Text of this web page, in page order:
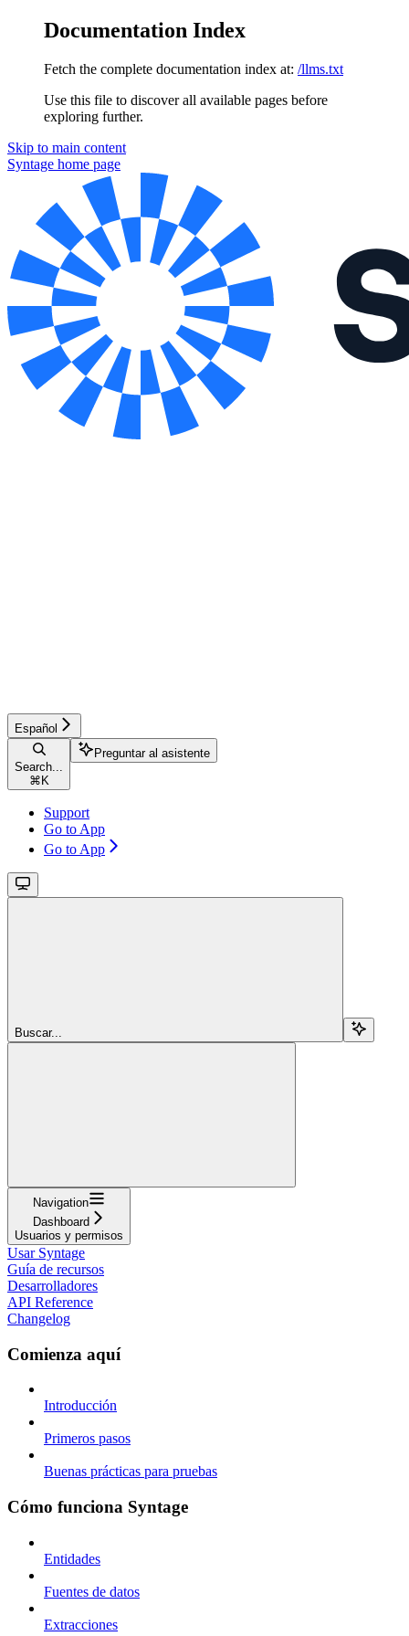
Documentation Index
Fetch the complete documentation index at: /llms.txt
Use this file to discover all available pages before
exploring further.
Skip to main content
Syntage home page
Español
Search...
⌘ K
Preguntar al asistente
Support
Go to App
Go to App
Buscar...
Navigation
Dashboard
Usuarios y permisos
Usar Syntage
Guía de recursos
Desarrolladores
API Reference
Changelog
Comienza aquí
Introducción
Primeros pasos
Buenas prácticas para pruebas
Cómo funciona Syntage
Entidades
Fuentes de datos
Extracciones